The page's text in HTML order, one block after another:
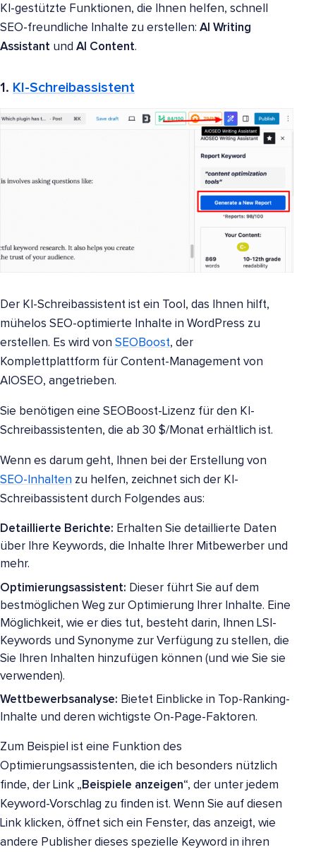
KI-gestützte Funktionen, die Ihnen helfen, schnell
SEO-freundliche Inhalte zu erstellen: AI Writing
Assistant und AI Content.
1. KI-Schreibassistent
Der KI-Schreibassistent ist ein Tool, das Ihnen hilft,
mühelos SEO-optimierte Inhalte in WordPress zu
erstellen. Es wird von SEOBoost, der
Komplettplattform für Content-Management von
AIOSEO, angetrieben.
Sie benötigen eine SEOBoost-Lizenz für den KI-
Schreibassistenten, die ab 30 $/Monat erhältlich ist.
Wenn es darum geht, Ihnen bei der Erstellung von
SEO-Inhalten zu helfen, zeichnet sich der KI-
Schreibassistent durch Folgendes aus:
Detaillierte Berichte: Erhalten Sie detaillierte Daten
über Ihre Keywords, die Inhalte Ihrer Mitbewerber und
mehr.
Optimierungsassistent: Dieser führt Sie auf dem
bestmöglichen Weg zur Optimierung Ihrer Inhalte. Eine
Möglichkeit, wie er dies tut, besteht darin, Ihnen LSI-
Keywords und Synonyme zur Verfügung zu stellen, die
Sie Ihren Inhalten hinzufügen können (und wie Sie sie
verwenden).
Wettbewerbsanalyse: Bietet Einblicke in Top-Ranking-
Inhalte und deren wichtigste On-Page-Faktoren.
Zum Beispiel ist eine Funktion des
Optimierungsassistenten, die ich besonders nützlich
finde, der Link „Beispiele anzeigen“, der unter jedem
Keyword-Vorschlag zu finden ist. Wenn Sie auf diesen
Link klicken, öffnet sich ein Fenster, das anzeigt, wie
andere Publisher dieses spezielle Keyword in ihren